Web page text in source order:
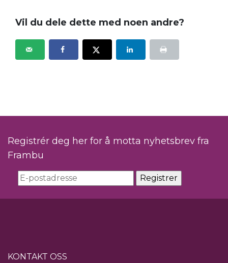
Vil du dele dette med noen andre?
Registrér deg her for å motta nyhetsbrev fra
Frambu
KONTAKT OSS